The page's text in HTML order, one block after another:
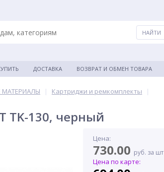
ДОСТАВКА ВОЗВРАТ И ОБМЕН ТОВАРА
МАТЕРИАЛЫ | Картриджи и ремкомплекты
|
TK-130, черный
Цена:
730.00 руб. за шт
Цена по карте: